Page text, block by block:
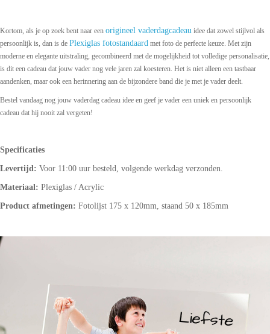
Kortom, als je op zoek bent naar een origineel vaderdagcadeau idee dat zowel stijlvol als
persoonlijk is, dan is de Plexiglas fotostandaard met foto de perfecte keuze. Met zijn
moderne en elegante uitstraling, gecombineerd met de mogelijkheid tot volledige personalisatie,
is dit een cadeau dat jouw vader nog vele jaren zal koesteren. Het is niet alleen een tastbaar
aandenken, maar ook een herinnering aan de bijzondere band die je met je vader deelt.
Bestel vandaag nog jouw vaderdag cadeau idee en geef je vader een uniek en persoonlijk
cadeau dat hij nooit zal vergeten!
Specificaties
Levertijd: Voor 11:00 uur besteld, volgende werkdag verzonden.
Materiaal: Plexiglas / Acrylic
Product afmetingen: Fotolijst 175 x 120mm, staand 50 x 185mm